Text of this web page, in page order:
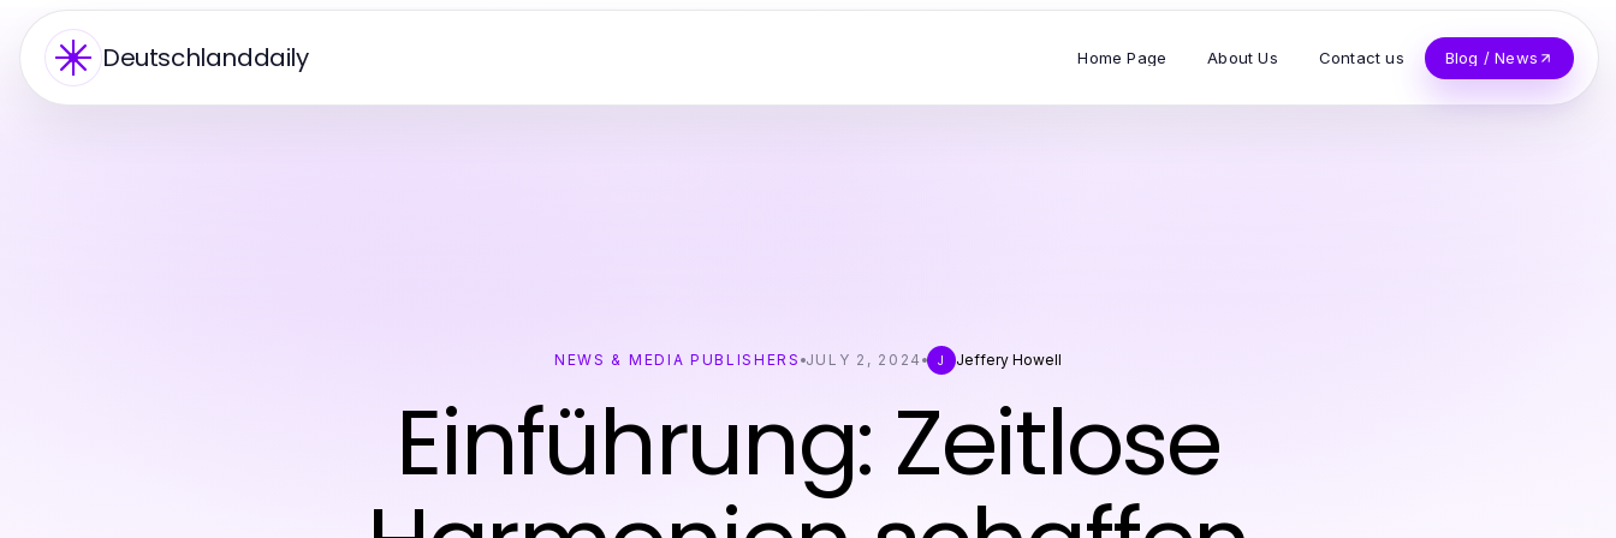
Deutschlanddaily Home Page About Us Contact us Blog / News
NEWS & MEDIA PUBLISHERS JULY 2, 2024 J Jeffery Howell
Einführung: Zeitlose